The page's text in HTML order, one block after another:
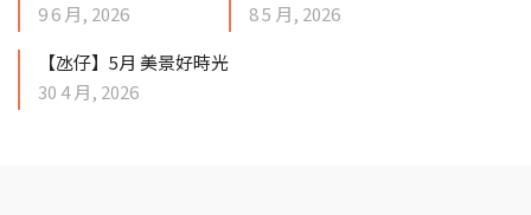
9 6 月, 2026
8 5 月, 2026
【氹仔】5月 美景好時光
30 4 月, 2026